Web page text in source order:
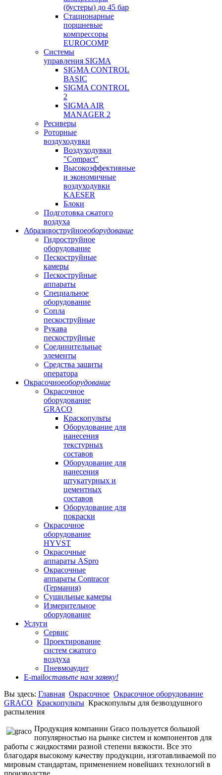
(бустеры) до 45 бар
Стационарные
поршневые
компрессоры
EUROCOMP
Системы
управления SIGMA
SIGMA CONTROL
BASIC
SIGMA CONTROL
2
SIGMA AIR
MANAGER 2
Ресиверы
Роторные
воздуходувки
Воздуходувки
"Compact"
Высокоэффективные
и экономичные
воздуходувки
KAESER
Блоки
Подготовка сжатого
воздуха
Абразивоструйноеоборудование
Гидроструйное
оборудование
Пескоструйные
камеры
Пескоструйные
аппараты
Специальное
оборудование
Сопла
пескоструйные
Рукава
пескоструйные
Соединительные
элементы
Средства защиты
оператора
Окрасочноеоборудование
Окрасочное
оборудование
GRACO
Краскопульты
Оборудование для
нанесения
текстурных
составов
Оборудование для
нанесения
штукатурных и
цементных
составов
Оборудование для
покраски
Окрасочное
оборудование
HYVST
Окрасочные
аппараты ASpro
Окрасочные
аппараты Contracor
(Германия)
Сушильные камеры
Измерительное
оборудование
Услуги
Сервис
Проектирование
систем сжатого
воздуха
Пневмоаудит
E-mailоставьте нам заявку!
Вы здесь: Главная Окрасочное Окрасочное оборудование
GRACO Краскопульты Краскопульты для безвоздушного
распыления
Продукция компании Graco пользуется большой
популярностью на рынке систем и компонентов для
работы с жидкостями разной степени вязкости. Все это
благодаря высокому качеству продукции, изготавливаемой по
мировым стандартам, применением новейших технологий в
производстве.